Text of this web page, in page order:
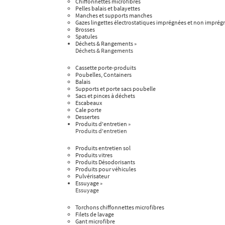
Pelles balais et balayettes
Manches et supports manches
Gazes lingettes électrostatiques imprégnées et non
Brosses
Spatules
Déchets & Rangements»
Déchets & Rangements
Cassette porte-produits
Poubelles, Containers
Balais
Supports et porte sacs poubelle
Sacs et pinces à déchets
Escabeaux
Cale porte
Dessertes
Produits d'entretien »
Produits d'entretien
Produits entretien sol
Produits vitres
Produits Désodorisants
Produits pour véhicules
Pulvérisateur
Essuyage»
Essuyage
Torchons chiffonnettes microfibres
Filets de lavage
Gant microfibre